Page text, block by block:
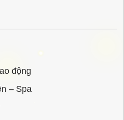
động
– Spa